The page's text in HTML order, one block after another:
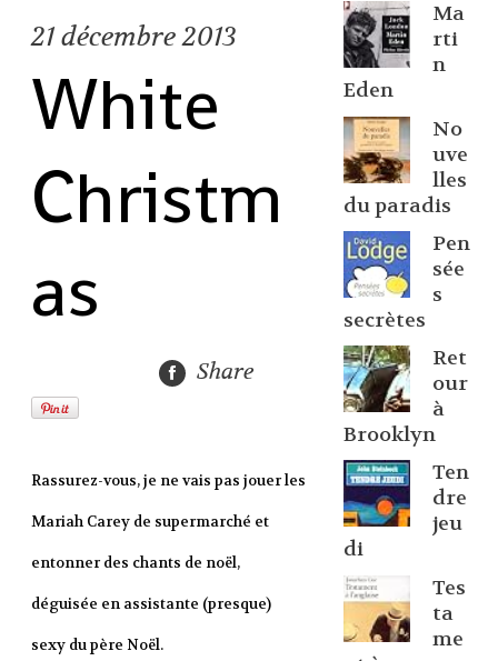
21 décembre 2013
White
Christm
as
Share
Rassurez-vous, je ne vais pas jouer les
Mariah Carey de supermarché et
entonner des chants de noël,
déguisée en assistante (presque)
sexy du père Noël.
Ma
rti
n
Eden
No
uve
lles
du paradis
Pen
sée
s
secrètes
Ret
our
à
Brooklyn
Ten
dre
jeu
di
Tes
ta
me